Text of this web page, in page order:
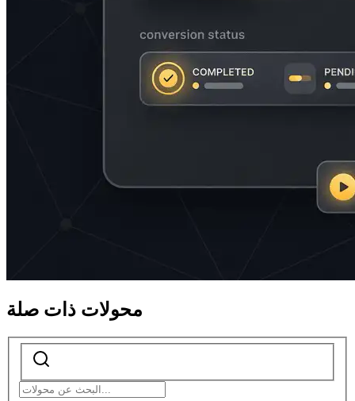
محولات ذات صلة